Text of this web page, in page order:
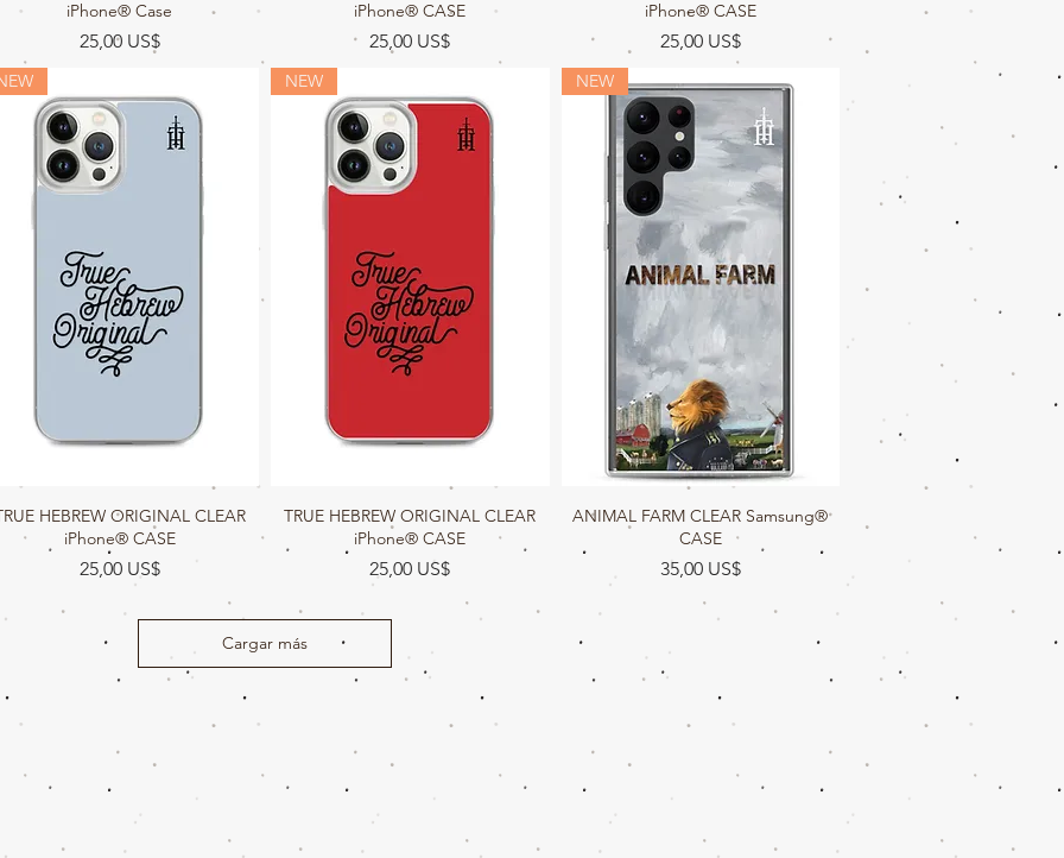
iPhone® Case
Precio
25,00 US$
iPhone® CASE
Precio
25,00 US$
iPhone® CASE
Precio
25,00 US$
Vista rápida
HEBREW ORIGINAL CLEAR
iPhone® CASE
Precio
25,00 US$
Vista rápida
NEW
TRUE HEBREW ORIGINAL CLEAR
iPhone® CASE
Precio
25,00 US$
Vista rápida
NEW
ANIMAL FARM CLEAR Samsung®
CASE
Precio
35,00 US$
Cargar más